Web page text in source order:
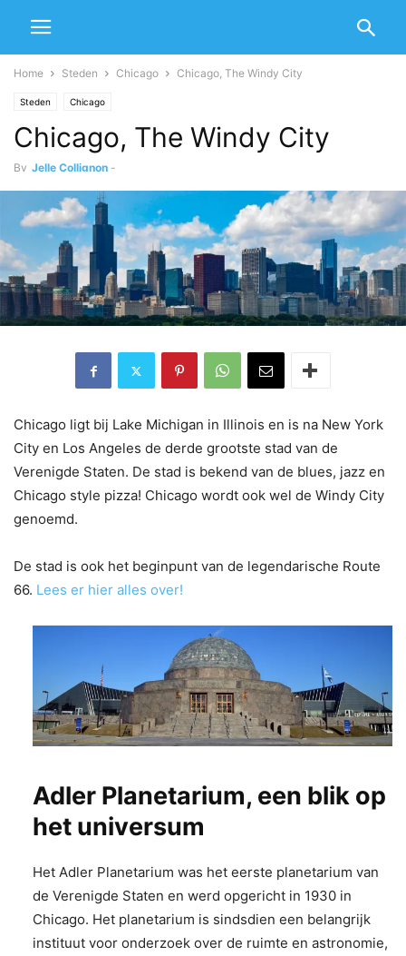
Home Steden Chicago Chicago, The Windy City
Steden Chicago
Chicago, The Windy City
By Jelle Collignon -
Chicago ligt bij Lake Michigan in Illinois en is na New York
City en Los Angeles de derde grootste stad van de
Verenigde Staten. De stad is bekend van de blues, jazz en
Chicago style pizza! Chicago wordt ook wel de Windy City
genoemd.
De stad is ook het beginpunt van de legendarische Route
66. Lees er hier alles over!
Adler Planetarium, een blik op
het universum
Het Adler Planetarium was het eerste planetarium van
de Verenigde Staten en werd opgericht in 1930 in
Chicago. Het planetarium is sindsdien een belangrijk
instituut voor onderzoek over de ruimte en astronomie,